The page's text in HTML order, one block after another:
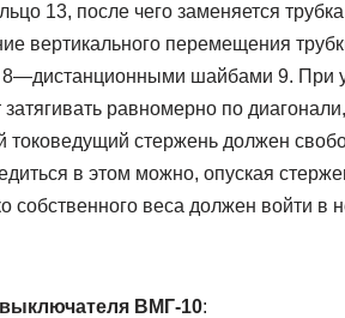
13, после чего заменяется
вертикального перемещения
шайбами 9. При
равномерно по
стержень должен
в этом можно, опуская
собственного веса должен войти в
ВМГ-10: